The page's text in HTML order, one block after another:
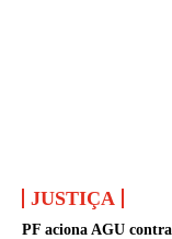
JUSTIÇA
PF aciona AGU